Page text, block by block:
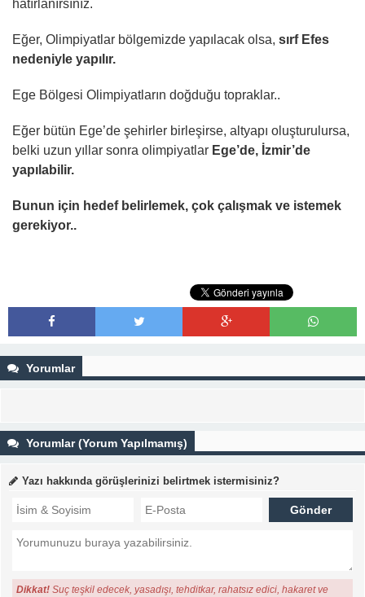
hatırlanırsınız.
Eğer, Olimpiyatlar bölgemizde yapılacak olsa, sırf Efes
nedeniyle yapılır.
Ege Bölgesi Olimpiyatların doğduğu topraklar..
Eğer bütün Ege’de şehirler birleşirse, altyapı oluşturulursa,
belki uzun yıllar sonra olimpiyatlar Ege’de, İzmir’de
yapılabilir.
Bunun için hedef belirlemek, çok çalışmak ve istemek
gerekiyor..
Yorumlar
Yorumlar (Yorum Yapılmamış)
Yazı hakkında görüşlerinizi belirtmek istermisiniz?
Dikkat! Suç teşkil edecek, yasadışı, tehditkar, rahatsız edici, hakaret ve